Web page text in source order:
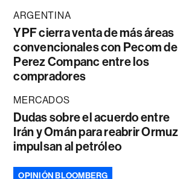
ARGENTINA
YPF cierra venta de más áreas
convencionales con Pecom de
Perez Companc entre los
compradores
MERCADOS
Dudas sobre el acuerdo entre
Irán y Omán para reabrir Ormuz
impulsan al petróleo
OPINIÓN BLOOMBERG